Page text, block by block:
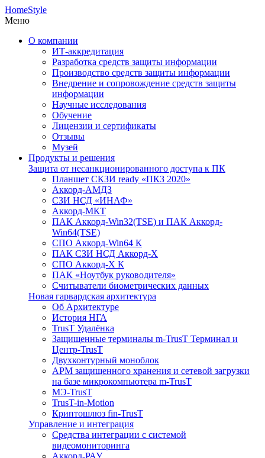
HomeStyle
Меню
О компании
ИТ-аккредитация
Разработка средств защиты информации
Производство средств защиты информации
Внедрение и сопровождение средств защиты
информации
Научные исследования
Обучение
Лицензии и сертификаты
Отзывы
Музей
Продукты и решения
Защита от несанкционированного доступа к ПК
Планшет СКЗИ ready «ПКЗ 2020»
Аккорд-АМДЗ
СЗИ НСД «ИНАФ»
Аккорд-МКТ
ПАК Аккорд-Win32(TSE) и ПАК Аккорд-
Win64(TSE)
СПО Аккорд-Win64 К
ПАК СЗИ НСД Аккорд-X
СПО Аккорд-X К
ПАК «Ноутбук руководителя»
Cчитыватели биометрических данных
Новая гарвардская архитектура
Об Архитектуре
История НГА
TrusT Удалёнка
Защищенные терминалы m-TrusT Терминал и
Центр-TrusT
Двухконтурный моноблок
АРМ защищенного хранения и сетевой загрузки
на базе микрокомпьютера m-TrusT
МЭ-TrusT
TrusT-in-Motion
Криптошлюз fin-TrusT
Управление и интеграция
Средства интеграции с системой
видеомониторинга
Аккорд-РАУ